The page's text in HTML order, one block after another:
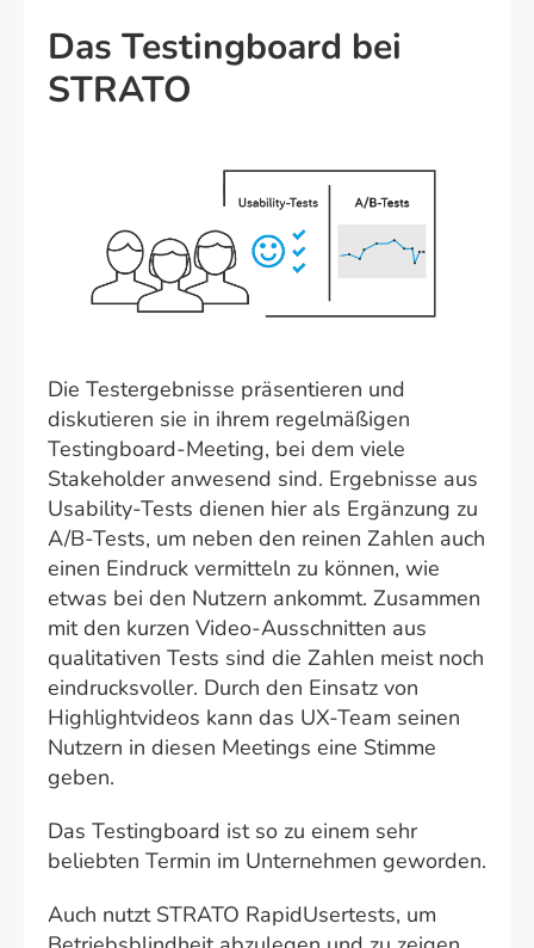
Das Testingboard bei
STRATO
Die Testergebnisse präsentieren und
diskutieren sie in ihrem regelmäßigen
Testingboard-Meeting, bei dem viele
Stakeholder anwesend sind. Ergebnisse aus
Usability-Tests dienen hier als Ergänzung zu
A/B-Tests, um neben den reinen Zahlen auch
einen Eindruck vermitteln zu können, wie
etwas bei den Nutzern ankommt. Zusammen
mit den kurzen Video-Ausschnitten aus
qualitativen Tests sind die Zahlen meist noch
eindrucksvoller. Durch den Einsatz von
Highlightvideos kann das UX-Team seinen
Nutzern in diesen Meetings eine Stimme
geben.
Das Testingboard ist so zu einem sehr
beliebten Termin im Unternehmen geworden.
Auch nutzt STRATO RapidUsertests, um